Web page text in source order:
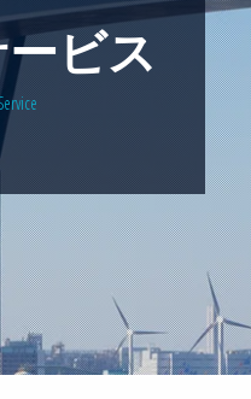
あ
り
ま
あ
り
ビス